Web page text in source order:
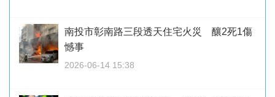
南投市彰南路三段透天住宅火災 釀2死1傷
憾事
2026-06-14 15:38